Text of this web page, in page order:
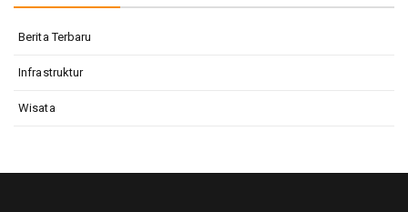
Berita Terbaru
Infrastruktur
Wisata